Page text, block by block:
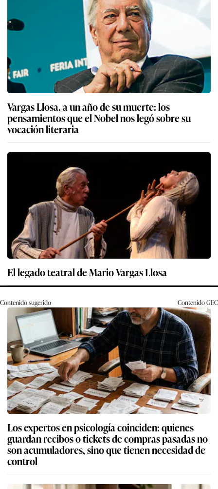
Vargas Llosa, a un año de su muerte: los
pensamientos que el Nobel nos legó sobre su
vocación literaria
El legado teatral de Mario Vargas Llosa
Contenido sugerido ContenidoGEC
Los expertos en psicología coinciden: quienes
guardan recibos o tickets de compras pasadas no
son acumuladores, sino que tienen necesidad de
control